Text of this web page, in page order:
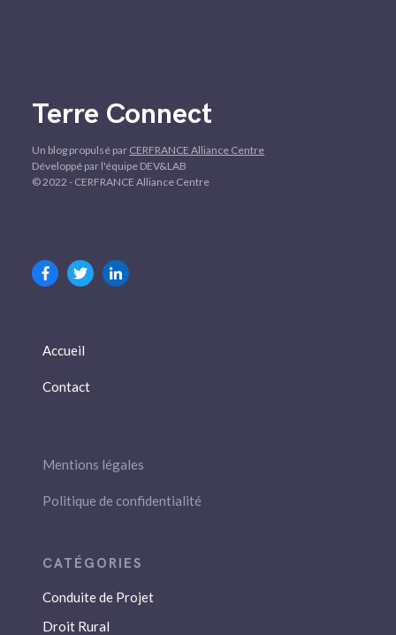
Terre Connect
Un blog propulsé par CERFRANCE Alliance Centre
Développé par l'équipe DEV&LAB
© 2022 - CERFRANCE Alliance Centre
Accueil
Contact
Mentions légales
Politique de confidentialité
Conduite de Projet
Droit Rural